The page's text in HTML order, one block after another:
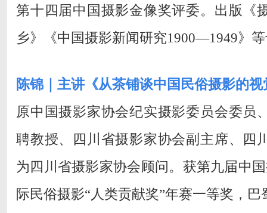
第十四届中国摄影金像奖评委。出版《
乡》《中国摄影新闻研究1900—1949》
陈锦｜主讲《从茶铺谈中国民俗摄影的
原中国摄影家协会纪实摄影委员会委员
聘教授、四川省摄影家协会副主席、四
为四川省摄影家协会顾问。获第九届中
际民俗摄影“人类贡献奖”年赛一等奖，